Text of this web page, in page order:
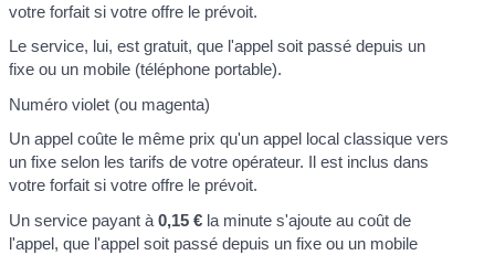
votre forfait si votre offre le prévoit.
Le service, lui, est gratuit, que l'appel soit passé depuis un
fixe ou un mobile (téléphone portable).
Numéro violet (ou magenta)
Un appel coûte le même prix qu'un appel local classique vers
un fixe selon les tarifs de votre opérateur. Il est inclus dans
votre forfait si votre offre le prévoit.
Un service payant à0,15 € la minute s'ajoute au coût de
l'appel, que l'appel soit passé depuis un fixe ou un mobile